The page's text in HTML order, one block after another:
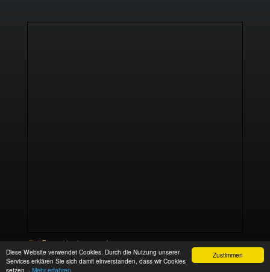
Zustimmen
Diese Website verwendet Cookies. Durch die Nutzung unserer
Services erklären Sie sich damit einverstanden, dass wir Cookies
setzen. - Mehr erfahren
Größere Karte anzeigen